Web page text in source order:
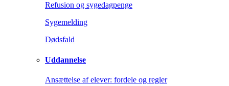
Refusion og sygedagpenge
Sygemelding
Dødsfald
Uddannelse
Ansættelse af elever: fordele og regler